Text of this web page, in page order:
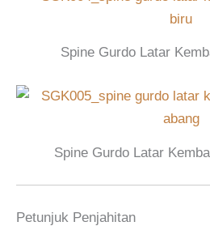
Spine Gurdo Latar
Spine Gurdo Latar
Petunjuk Penjahitan